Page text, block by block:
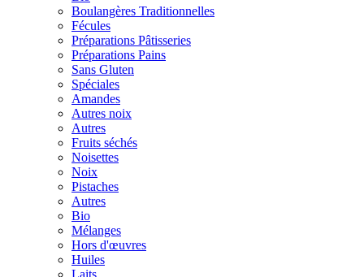
Boulangères Traditionnelles
Fécules
Préparations Pâtisseries
Préparations Pains
Sans Gluten
Spéciales
Amandes
Autres noix
Autres
Fruits séchés
Noisettes
Noix
Pistaches
Autres
Bio
Mélanges
Hors d'œuvres
Huiles
Laits